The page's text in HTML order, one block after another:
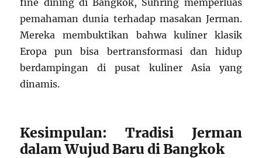
pemahaman dunia terhadap masakan Jerman.
Mereka membuktikan bahwa kuliner klasik
Eropa pun bisa bertransformasi dan hidup
berdampingan di pusat kuliner Asia yang
dinamis.
Kesimpulan: Tradisi Jerman
dalam Wujud Baru di Bangkok